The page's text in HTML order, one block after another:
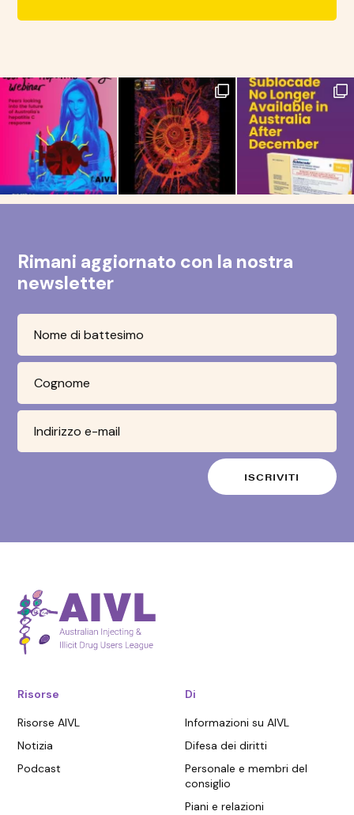
Rimani aggiornato con la nostra
newsletter
Risorse
Risorse AIVL
Notizia
Podcast
Di
Informazioni su AIVL
Difesa dei diritti
Personale e membri del
consiglio
Piani e relazioni